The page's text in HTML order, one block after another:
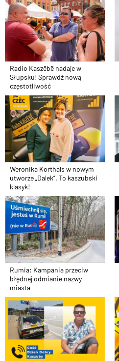
Radio Kaszëbë nadaje w
Słupsku! Sprawdź nową
częstotliwość
Weronika Korthals w nowym
utworze „Dalek”. To kaszubski
klasyk!
Rumia: Kampania przeciw
błędnej odmianie nazwy
miasta